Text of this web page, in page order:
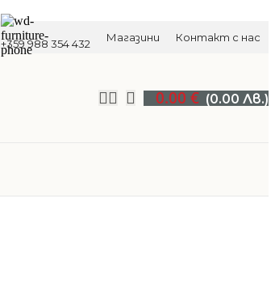
+359 988 354 432 Магазини Контакт с нас
0.00€ (0.00 Лв.)